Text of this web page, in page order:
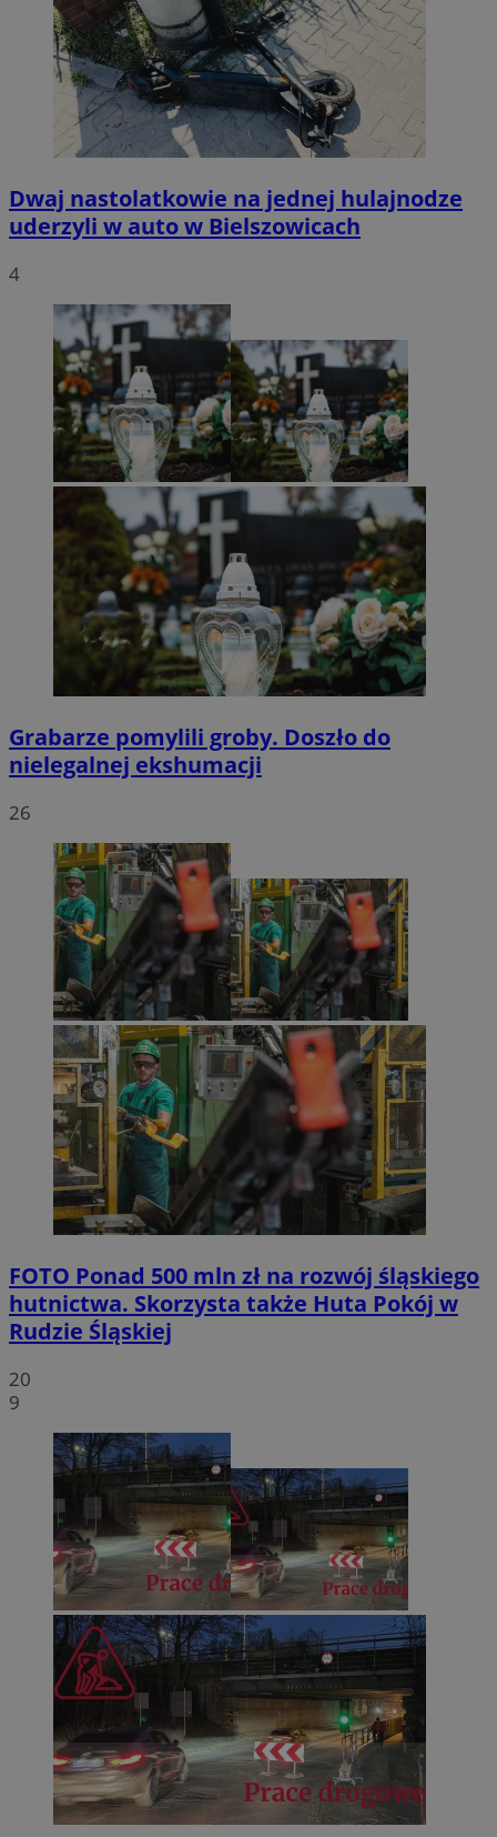
Dwaj nastolatkowie na jednej hulajnodze
uderzyli w auto w Bielszowicach
4
Grabarze pomylili groby. Doszło do
nielegalnej ekshumacji
26
FOTO Ponad 500 mln zł na rozwój śląskiego
hutnictwa. Skorzysta także Huta Pokój w
Rudzie Śląskiej
20
9